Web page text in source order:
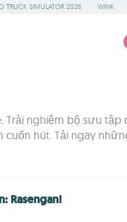
TRUCK SIMULATOR 2026 WINK
Trải nghiệm bộ sưu
hút. Tải ngay
Rasengan!